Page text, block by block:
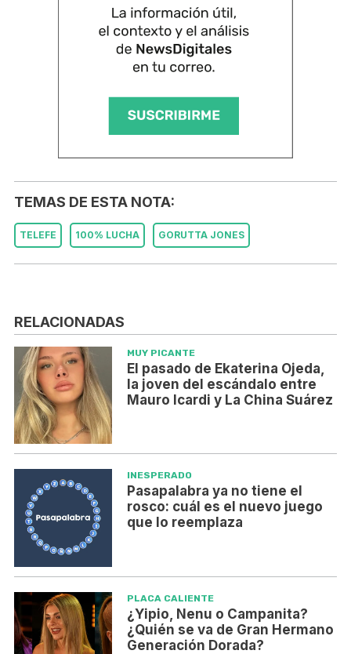
TEMAS DE ESTA NOTA:
TELEFE 100% LUCHA GORUTTA JONES
RELACIONADAS
MUY PICANTE
El pasado de Ekaterina Ojeda,
la joven del escándalo entre
Mauro Icardi y La China Suárez
INESPERADO
Pasapalabra ya no tiene el
rosco: cuál es el nuevo juego
que lo reemplaza
PLACA CALIENTE
¿Yipio, Nenu o Campanita?
¿Quién se va de Gran Hermano
Generación Dorada?